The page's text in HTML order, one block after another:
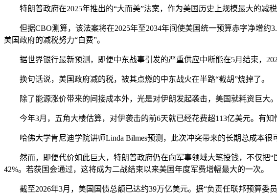
特朗普政府在2025年推出的“大而美”法案，作为美国历史上规模最大的减税
但据CBO测算，该法案将在2025年至2034年间使美国统一预算赤字净增约
美国政府的减税努力“白费”。
据世界银行最新预测，即便中东战事引发的严重供应中断能在5月结束，
换句话说，美国政府减的税，被其点燃的中东战火在半路“截胡”烧掉了。
除了能源涨价带来的间接成本外，光是对伊朗发起袭击，美国就耗资巨大。
今年3月，五角大楼估算，对伊袭击的前6天就已经花费超113亿美元。有知
哈佛大学肯尼迪学院讲师Linda Bilmes预测，此次冲突带来的长期总成本很
然而，即便代价如此巨大，特朗普政府仍在向军事领域大笔投钱，不仅把“
42%。若获国会通过，这将成为二战结束以来美国年度军费增幅最大的一次。
截至2026年3月，美国国债总额已达约39万亿美元。据“负责任联邦预算委